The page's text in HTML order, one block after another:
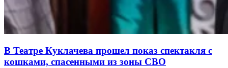
В Театре Куклачева прошел показ спектакля с
кошками, спасенными из зоны СВО